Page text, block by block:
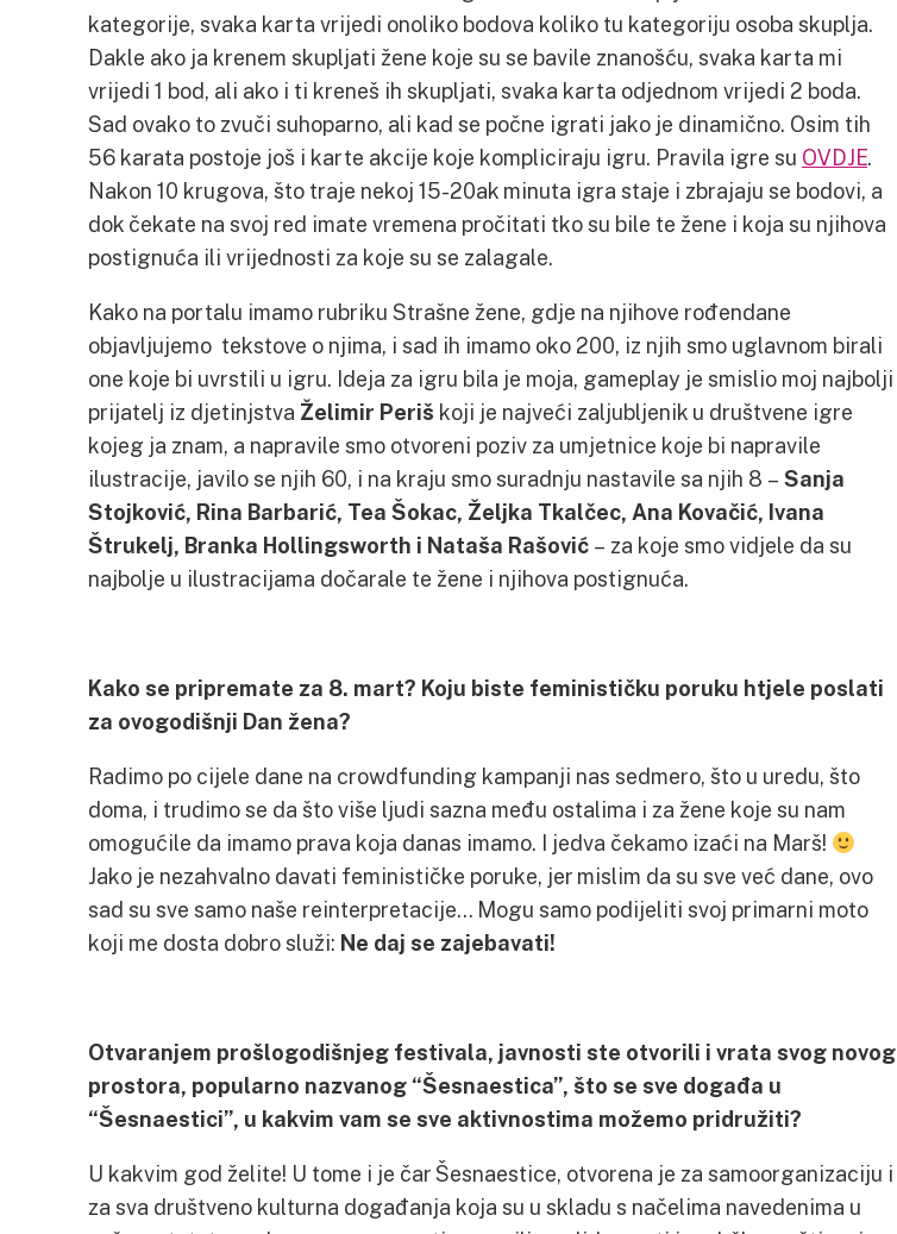
kategorije, svaka karta vrijedi onoliko bodova koliko tu kategoriju osoba skuplja.
Dakle ako ja krenem skupljati žene koje su se bavile znanošću, svaka karta mi
vrijedi 1 bod, ali ako i ti kreneš ih skupljati, svaka karta odjednom vrijedi 2 boda.
Sad ovako to zvuči suhoparno, ali kad se počne igrati jako je dinamično. Osim tih
56 karata postoje još i karte akcije koje kompliciraju igru. Pravila igre su OVDJE.
Nakon 10 krugova, što traje nekoj 15-20ak minuta igra staje i zbrajaju se bodovi, a
dok čekate na svoj red imate vremena pročitati tko su bile te žene i koja su njihova
postignuća ili vrijednosti za koje su se zalagale.
Kako na portalu imamo rubriku Strašne žene, gdje na njihove rođendane
objavljujemo tekstove o njima, i sad ih imamo oko 200, iz njih smo uglavnom birali
one koje bi uvrstili u igru. Ideja za igru bila je moja, gameplay je smislio moj najbolji
prijatelj iz djetinjstva Želimir Periš koji je najveći zaljubljenik u društvene igre
kojeg ja znam, a napravile smo otvoreni poziv za umjetnice koje bi napravile
ilustracije, javilo se njih 60, i na kraju smo suradnju nastavile sa njih 8 – Sanja
Stojković, Rina Barbarić, Tea Šokac, Željka Tkalčec, Ana Kovačić, Ivana
Štrukelj, Branka Hollingsworth i Nataša Rašović – za koje smo vidjele da su
najbolje u ilustracijama dočarale te žene i njihova postignuća.
Kako se pripremate za 8. mart? Koju biste feminističku poruku htjele poslati
za ovogodišnji Dan žena?
Radimo po cijele dane na crowdfunding kampanji nas sedmero, što u uredu, što
doma, i trudimo se da što više ljudi sazna među ostalima i za žene koje su nam
omogućile da imamo prava koja danas imamo. I jedva čekamo izaći na Marš!
Jako je nezahvalno davati feminističke poruke, jer mislim da su sve već dane, ovo
sad su sve samo naše reinterpretacije… Mogu samo podijeliti svoj primarni moto
koji me dosta dobro služi: Ne daj se zajebavati!
Otvaranjem prošlogodišnjeg festivala, javnosti ste otvorili i vrata svog novog
prostora, popularno nazvanog “Šesnaestica”, što se sve događa u
“Šesnaestici”, u kakvim vam se sve aktivnostima možemo pridružiti?
U kakvim god želite! U tome i je čar Šesnaestice, otvorena je za samoorganizaciju i
za sva društveno kulturna događanja koja su u skladu s načelima navedenima u